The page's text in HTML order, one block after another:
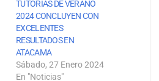
TUTORÍAS DE VERANO
2024 CONCLUYEN CON
EXCELENTES
RESULTADOS EN
ATACAMA
Sábado, 27 Enero 2024
En "Noticias"